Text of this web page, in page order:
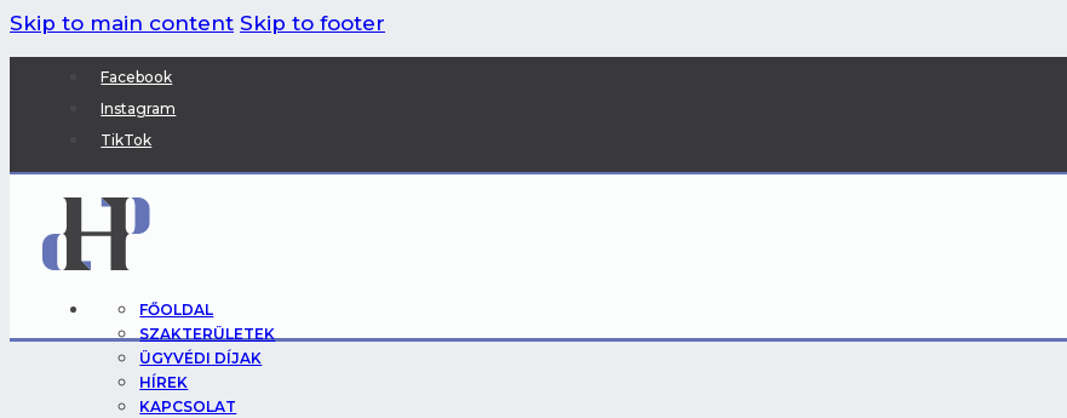
Skip to main content Skip to footer
Facebook
Instagram
TikTok
FŐOLDAL
SZAKTERÜLETEK
ÜGYVÉDI DÍJAK
HÍREK
KAPCSOLAT